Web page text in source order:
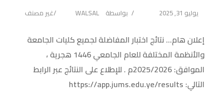
يوليو 31, 2025 بواسطة WALSAL غير مصنف
إعلان هام… نتائج اختبار المفاضلة لجميع كليات الجامعة
والأنظمة المختلفة للعام الجامعي 1446 هجرية ،
الموافق: 2025/2026م . للإطلاع على النتائج عبر الرابط
التالي: https://app.jums.edu.ye/results